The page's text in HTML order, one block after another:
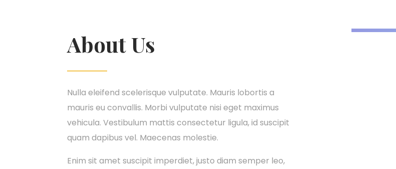
About Us
Nulla eleifend scelerisque vulputate. Mauris lobortis a
mauris eu convallis. Morbi vulputate nisi eget maximus
vehicula. Vestibulum mattis consectetur ligula, id suscipit
quam dapibus vel. Maecenas molestie.
Enim sit amet suscipit imperdiet, justo diam semper leo,